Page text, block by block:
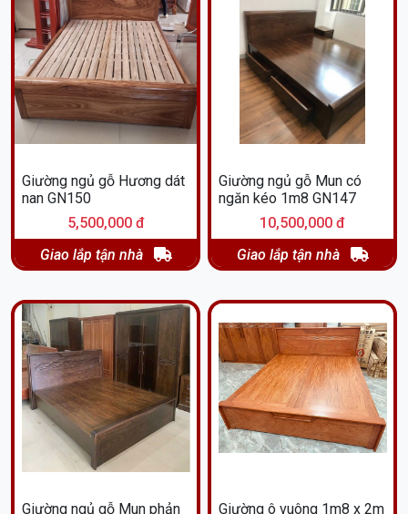
Giường ngủ gỗ Hương dát
nan GN150
5,500,000 đ
Giao lắp tận nhà
Giường ngủ gỗ Mun có
ngăn kéo 1m8 GN147
10,500,000 đ
Giao lắp tận nhà
Giường ngủ gỗ Mun phản Giường ô vuông 1m8 x 2m